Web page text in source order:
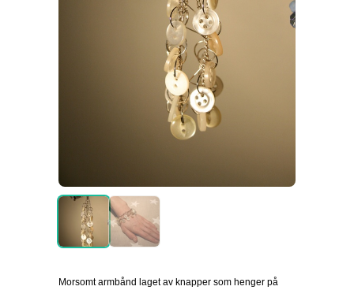
Morsomt armbånd laget av knapper som henger på